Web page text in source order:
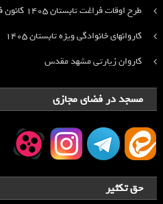
طرح اوقات فراغت تابستان ۱۴۰۵ کانون فرهنگی هنری
کاروانهای خانوادگی ویژه تابستان ۱۴۰۵
کاروان زیارتی مشهد مقدس
مسجد در فضای مجازی
حق تکثیر